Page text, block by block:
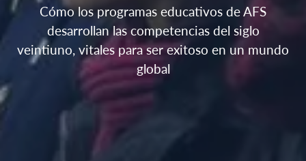
Cómo los programas educativos de AFS
desarrollan las competencias del siglo
veintiuno, vitales para ser exitoso en un mundo
global